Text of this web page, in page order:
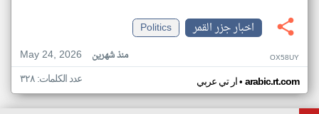
اخبار جزر القمر
Politics
May 24, 2026
منذ شهرين OX58UY
ار تي عربي• arabic.rt.com عدد الكلمات: ٣٢٨